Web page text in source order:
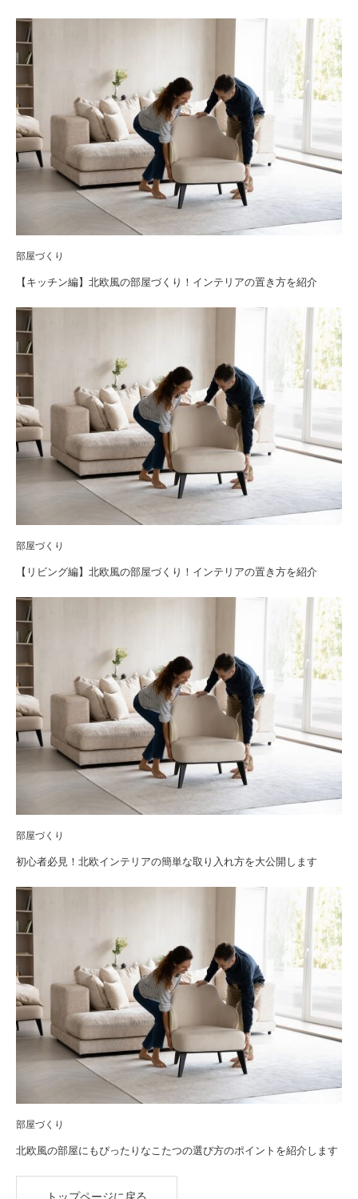
部屋づくり
【キッチン編】北欧風の部屋づくり！インテリアの置き方を紹介
部屋づくり
【リビング編】北欧風の部屋づくり！インテリアの置き方を紹介
部屋づくり
初心者必見！北欧インテリアの簡単な取り入れ方を大公開します
部屋づくり
北欧風の部屋にもぴったりなこたつの選び方のポイントを紹介します